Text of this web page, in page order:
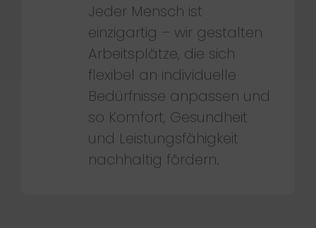
Jeder Mensch ist
einzigartig – wir gestalten
Arbeitsplätze, die sich
flexibel an individuelle
Bedürfnisse anpassen und
so Komfort, Gesundheit
und Leistungsfähigkeit
nachhaltig fördern.